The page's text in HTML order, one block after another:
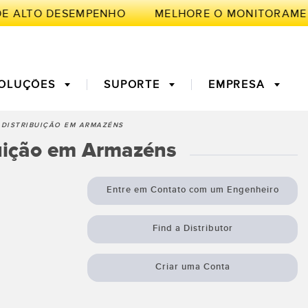
ALTO DESEMPENHO
3D Time of Flight
Sensores de Temperatura e
Vibração
Manutenção Preditiva
Monitoramento Remoto
SUPORTE EMPRESA
EM ARMAZÉNS
em Armazéns
Entre em Contato com um Engenheiro
Find a Distributor
Criar uma Conta